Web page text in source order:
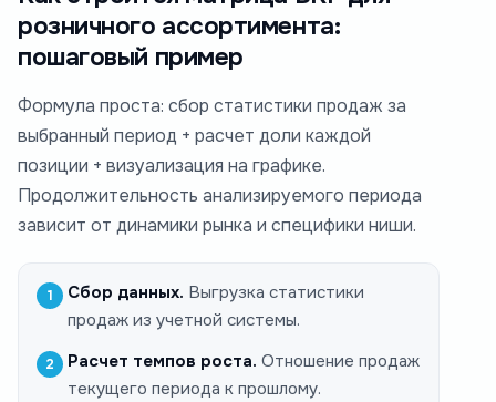
розничного ассортимента:
пошаговый пример
Формула проста: сбор статистики продаж за
выбранный период + расчет доли каждой
позиции + визуализация на графике.
Продолжительность анализируемого периода
зависит от динамики рынка и специфики ниши.
Сбор данных. Выгрузка статистики
продаж из учетной системы.
Расчет темпов роста. Отношение продаж
текущего периода к прошлому.